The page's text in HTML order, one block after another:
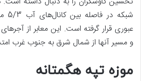
عبوری قرار گرفته است. این معابر از
و مسیر آنها از شمال شرق به جنوب غرب
موزه تپه هگمتانه